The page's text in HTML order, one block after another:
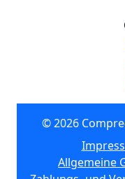
© 2026
Allgemeine